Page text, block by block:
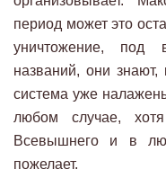
период может это
уничтожение, под
названий, они знают,
система уже
любом случае,
Всевышнего и в
пожелает.